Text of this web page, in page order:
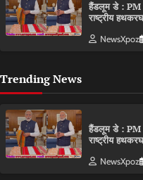
हैंडलूम डे : PM
राष्ट्रीय
NewsXpoz
Trending News
हैंडलूम डे : PM
राष्ट्रीय
NewsXpoz